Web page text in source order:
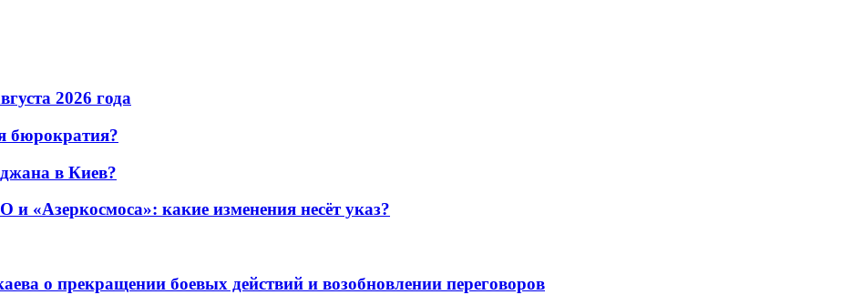
2026 года
бюрократия?
в Киев?
«Азеркосмоса»: какие изменения несёт указ?
о прекращении боевых действий и возобновлении переговоров